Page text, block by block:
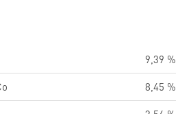
9,39 %
8,45 %